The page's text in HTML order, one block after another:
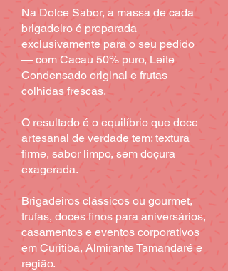
Na Dolce Sabor, a massa de cada
brigadeiro é preparada
exclusivamente para o seu pedido
— com Cacau 50% puro, Leite
Condensado original e frutas
colhidas frescas.
O resultado é o equilíbrio que doce
artesanal de verdade tem: textura
firme, sabor limpo, sem doçura
exagerada.
Brigadeiros clássicos ou gourmet,
trufas, doces finos para aniversários,
casamentos e eventos corporativos
em Curitiba, Almirante Tamandaré e
região.